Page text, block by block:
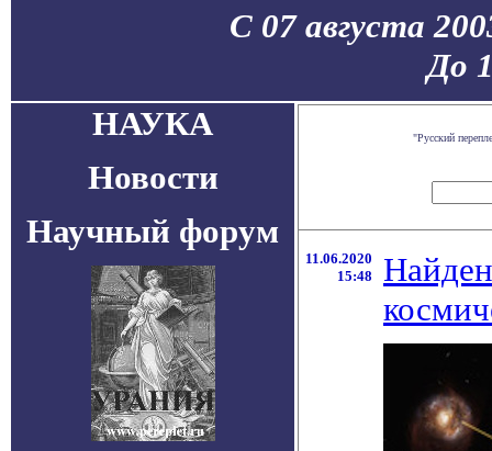
С 07 августа
До
НАУКА
Новости
Научный форум
"Русский
11.06.2020
15:48